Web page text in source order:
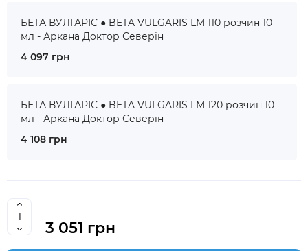
БЕТА ВУЛГАРІС ● BETA VULGARIS LM 110 розчин 10
мл - Аркана Доктор Северін
4 097 грн
БЕТА ВУЛГАРІС ● BETA VULGARIS LM 120 розчин 10
мл - Аркана Доктор Северін
4 108 грн
3 051 грн